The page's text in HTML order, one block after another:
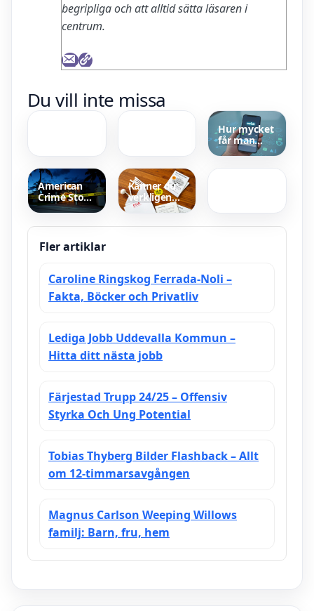
begripliga och att alltid sätta läsaren i
centrum.
Du vill inte missa
Owe
Thörnqvist
I Test –
Toppval För
Hur mycket
får man
swisha –
American
Crime Story
säsong 2 –
och
skådespelare
Känner du
verkligen
din familj –
regler och
Jag För Ner
Till Bror
Fler artiklar
Caroline Ringskog Ferrada-Noli –
Fakta, Böcker och Privatliv
Lediga Jobb Uddevalla Kommun –
Hitta ditt nästa jobb
Färjestad Trupp 24/25 – Offensiv
Styrka Och Ung Potential
Tobias Thyberg Bilder Flashback – Allt
om 12-timmarsavgången
Magnus Carlson Weeping Willows
familj: Barn, fru, hem